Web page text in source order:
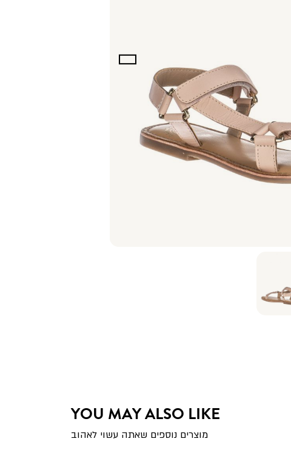
YOU MAY ALSO LIKE
מוצרים נוספים שאתה עשוי לאהוב